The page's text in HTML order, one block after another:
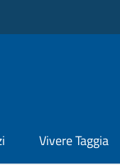
Vivere Taggia